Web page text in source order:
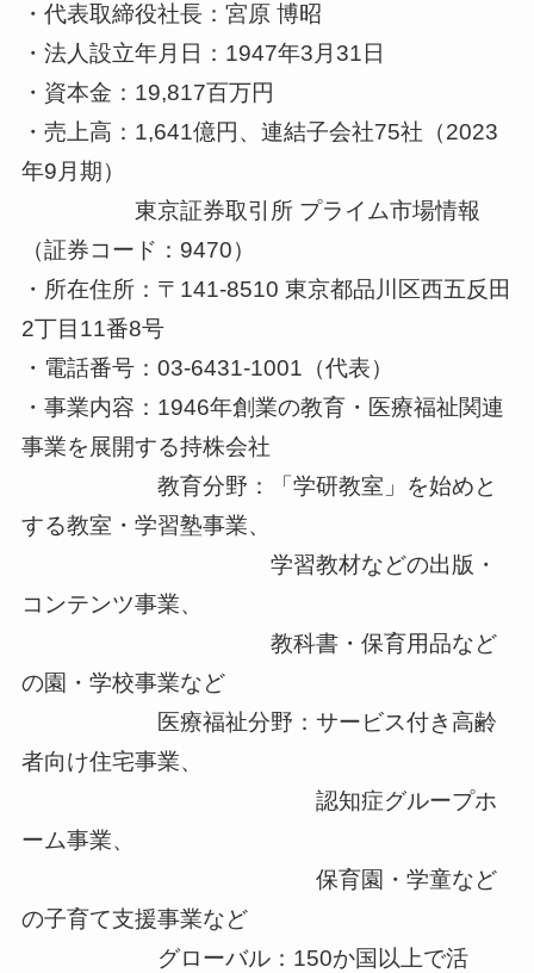
・代表取締役社長：宮原 博昭
・法人設立年月日：1947年3月31日
・資本金：19,817百万円
・売上高：1,641億円、連結子会社75社（2023
年9月期）
東京証券取引所 プライム市場情報
（証券コード：9470）
・所在住所：〒141-8510 東京都品川区西五反田
2丁目11番8号
・電話番号：03-6431-1001（代表）
・事業内容：1946年創業の教育・医療福祉関連
事業を展開する持株会社
教育分野：「学研教室」を始めと
する教室・学習塾事業、
学習教材などの出版・
コンテンツ事業、
教科書・保育用品など
の園・学校事業など
医療福祉分野：サービス付き高齢
者向け住宅事業、
認知症グループホ
ーム事業、
保育園・学童など
の子育て支援事業など
グローバル：150か国以上で活